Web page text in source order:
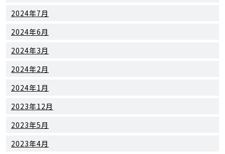
2024年7月
2024年6月
2024年3月
2024年2月
2024年1月
2023年12月
2023年5月
2023年4月